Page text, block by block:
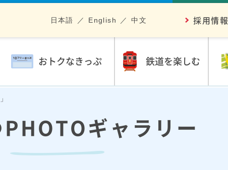
おトクなきっぷ 鉄道を楽しむ
採用情報
日本語 English 中文
ギャラリー